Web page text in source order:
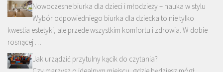
Nowoczesne biurka dla dzieci i młodzieży – nauka w stylu
Wybór odpowiedniego biurka dla dziecka to nie tylko
kwestia estetyki, ale przede wszystkim komfortu i zdrowia. W dobie
rosnącej …
Jak urządzić przytulny kącik do czytania?